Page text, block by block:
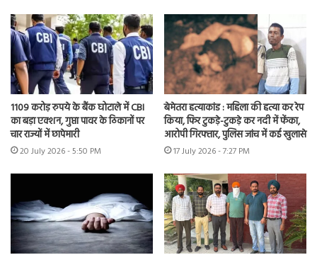
1109 करोड़ रुपये के बैंक घोटाले में CBI
का बड़ा एक्शन, गुप्ता पावर के ठिकानों पर
चार राज्यों में छापेमारी
20 July 2026 - 5:50 PM
बेमेतरा हत्याकांड : महिला की हत्या कर रेप
किया, फिर टुकड़े-टुकड़े कर नदी में फेंका,
आरोपी गिरफ्तार, पुलिस जांच में कई खुलासे
17 July 2026 - 7:27 PM